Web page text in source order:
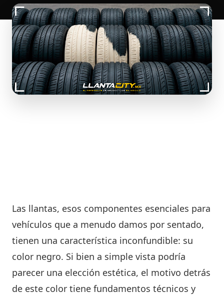
Las llantas, esos componentes esenciales para
vehículos que a menudo damos por sentado,
tienen una característica inconfundible: su
color negro. Si bien a simple vista podría
parecer una elección estética, el motivo detrás
de este color tiene fundamentos técnicos y